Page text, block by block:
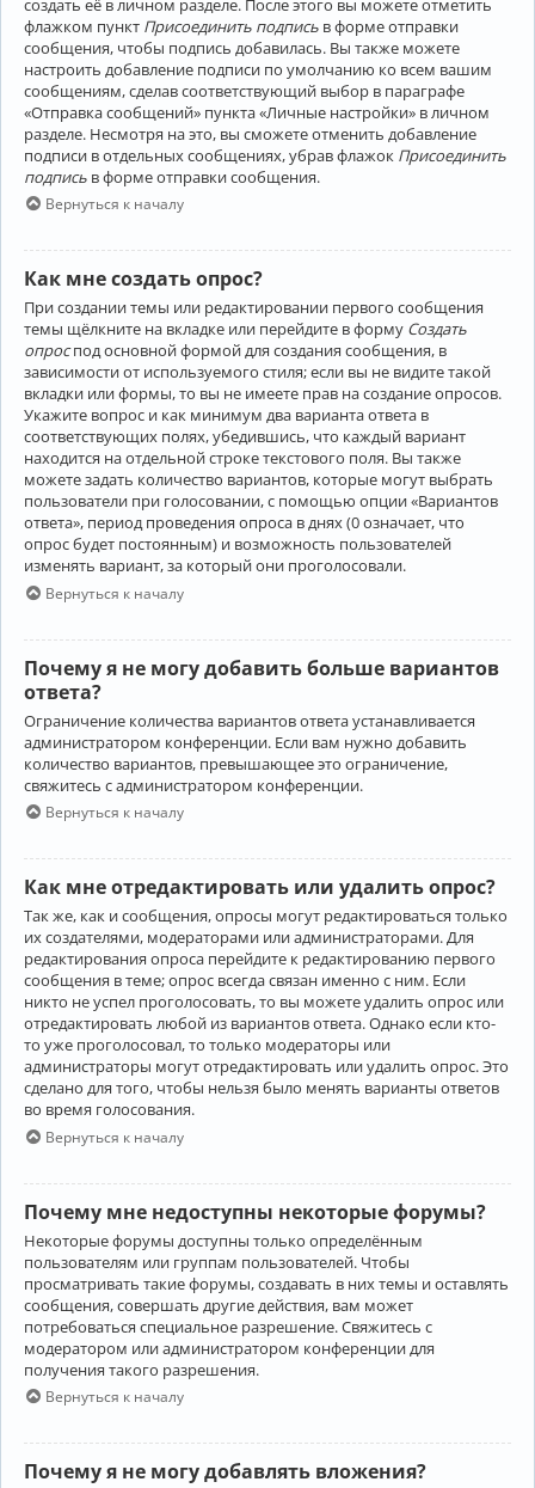
флажком пункт Присоединить подпись в форме отправки
сообщения, чтобы подпись добавилась. Вы также можете
настроить добавление подписи по умолчанию ко всем вашим
сообщениям, сделав соответствующий выбор в параграфе
«Отправка сообщений» пункта «Личные настройки» в личном
разделе. Несмотря на это, вы сможете отменить добавление
подписи в отдельных сообщениях, убрав флажок Присоединить
подпись в форме отправки сообщения.
Вернуться к началу
Как мне создать опрос?
При создании темы или редактировании первого сообщения
темы щёлкните на вкладке или перейдите в форму Создать
опроспод основной формой для создания сообщения, в
зависимости от используемого стиля; если вы не видите такой
вкладки или формы, то вы не имеете прав на создание опросов.
Укажите вопрос и как минимум два варианта ответа в
соответствующих полях, убедившись, что каждый вариант
находится на отдельной строке текстового поля. Вы также
можете задать количество вариантов, которые могут выбрать
пользователи при голосовании, с помощью опции «Вариантов
ответа», период проведения опроса в днях (0 означает, что
опрос будет постоянным) и возможность пользователей
изменять вариант, за который они проголосовали.
Вернуться к началу
Почему я не могу добавить больше вариантов
ответа?
Ограничение количества вариантов ответа устанавливается
администратором конференции. Если вам нужно добавить
количество вариантов, превышающее это ограничение,
свяжитесь с администратором конференции.
Вернуться к началу
Как мне отредактировать или удалить опрос?
Так же, как и сообщения, опросы могут редактироваться только
их создателями, модераторами или администраторами. Для
редактирования опроса перейдите к редактированию первого
сообщения в теме; опрос всегда связан именно с ним. Если
никто не успел проголосовать, то вы можете удалить опрос или
отредактировать любой из вариантов ответа. Однако если кто-
то уже проголосовал, то только модераторы или
администраторы могут отредактировать или удалить опрос. Это
сделано для того, чтобы нельзя было менять варианты ответов
во время голосования.
Вернуться к началу
Почему мне недоступны некоторые форумы?
Некоторые форумы доступны только определённым
пользователям или группам пользователей. Чтобы
просматривать такие форумы, создавать в них темы и оставлять
сообщения, совершать другие действия, вам может
потребоваться специальное разрешение. Свяжитесь с
модератором или администратором конференции для
получения такого разрешения.
Вернуться к началу
Почему я не могу добавлять вложения?